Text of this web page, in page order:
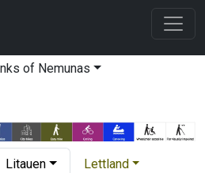
of Nemunas
Litauen Lettland